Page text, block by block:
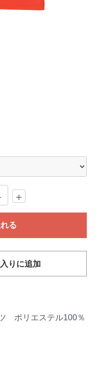
＋
る
りに追加
ポリエステル100％